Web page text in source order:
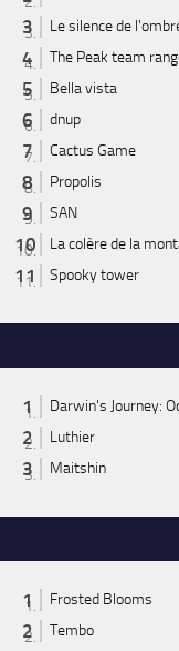
Le silence de
The Peak team
Bella vista
dnup
Cactus Game
Propolis
SAN
La colère de la
Spooky tower
Darwin's Journey:
Luthier
Maitshin
Frosted Blooms
Tembo